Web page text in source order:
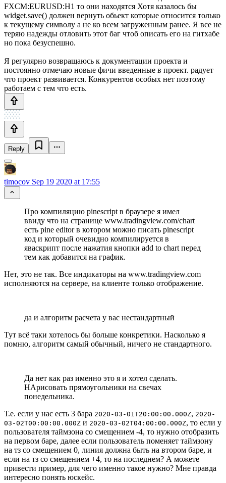
FXCM:EURUSD:H1 то они находятся Хотя казалось бы
widget.save() должен вернуть обьект которые относится только
к текущему символу а не ко всем загруженным ранее. Я все не
теряю надежды отловить этот баг чтоб описать его на гитхабе
но пока безуспешно.
Я регулярно возвращаюсь к документации проекта и
постоянно отмечаю новые фичи введенные в проект. радует
что проект развивается. Конкурентов особых нет поэтому
работаем с тем что есть.
Reply
timocov Sep 19 2020 at 17:55
Про компиляцию pinescript в браузере я имел
ввиду что на странице www.tradingview.com/chart
есть pine editor в котором можно писать pinescript
код и который очевидно компилируется в
яваскрипт после нажатия кнопки add to chart перед
тем как добавится на график.
Нет, это не так. Все индикаторы на www.tradingview.com
исполняются на сервере, на клиенте только отображение.
да и алгоритм расчета у вас нестандартный
Тут всё таки хотелось бы больше конкретики. Насколько я
помню, алгоритм самый обычный, ничего не стандартного.
Да нет как раз именно это я и хотел сделать.
НАрисовать прямоугольники на свечах
понедельника.
Т.е. если у нас есть 3 бара 2020-03-01T20:00:00.000Z, 2020-
03-02T00:00:00.000Z и 2020-03-02T04:00:00.000Z, то если у
пользователя таймзона со смещением -4, то нужно отобразить
на первом баре, далее если пользователь поменяет таймзону
на тз со смещением 0, линия должна быть на втором баре, и
если на тз со смещением +4, то на последнем? А можете
привести пример, для чего именно такое нужно? Мне правда
интересно понять юскейс.